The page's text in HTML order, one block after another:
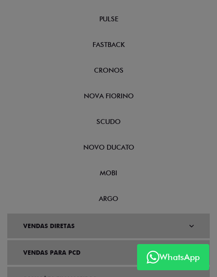
WhatsApp
PULSE
FASTBACK
CRONOS
NOVA FIORINO
SCUDO
NOVO DUCATO
MOBI
ARGO
VENDAS DIRETAS
VENDAS PARA PCD